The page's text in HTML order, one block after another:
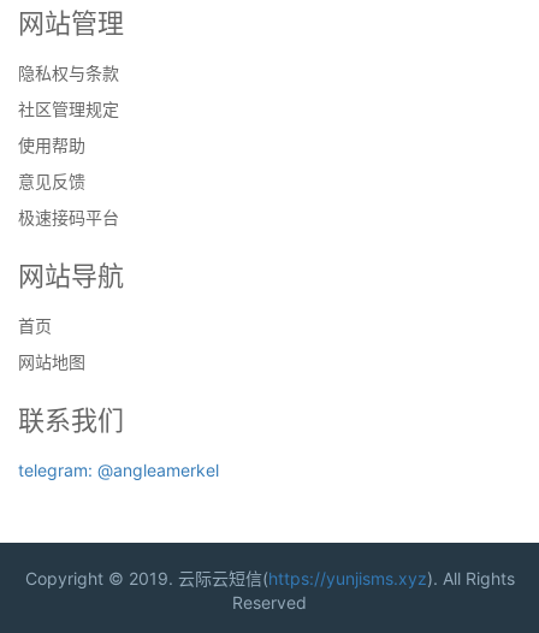
网站管理
隐私权与条款
社区管理规定
使用帮助
意见反馈
极速接码平台
网站导航
首页
网站地图
联系我们
telegram: @angleamerkel
Copyright © 2019. 云际云短信(https://yunjisms.xyz). All Rights
Reserved